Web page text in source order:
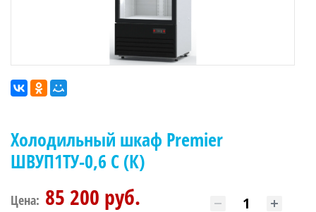
Холодильный шкаф Premier
ШВУП1ТУ-0,6 С (К)
Цена: 85 200 руб.